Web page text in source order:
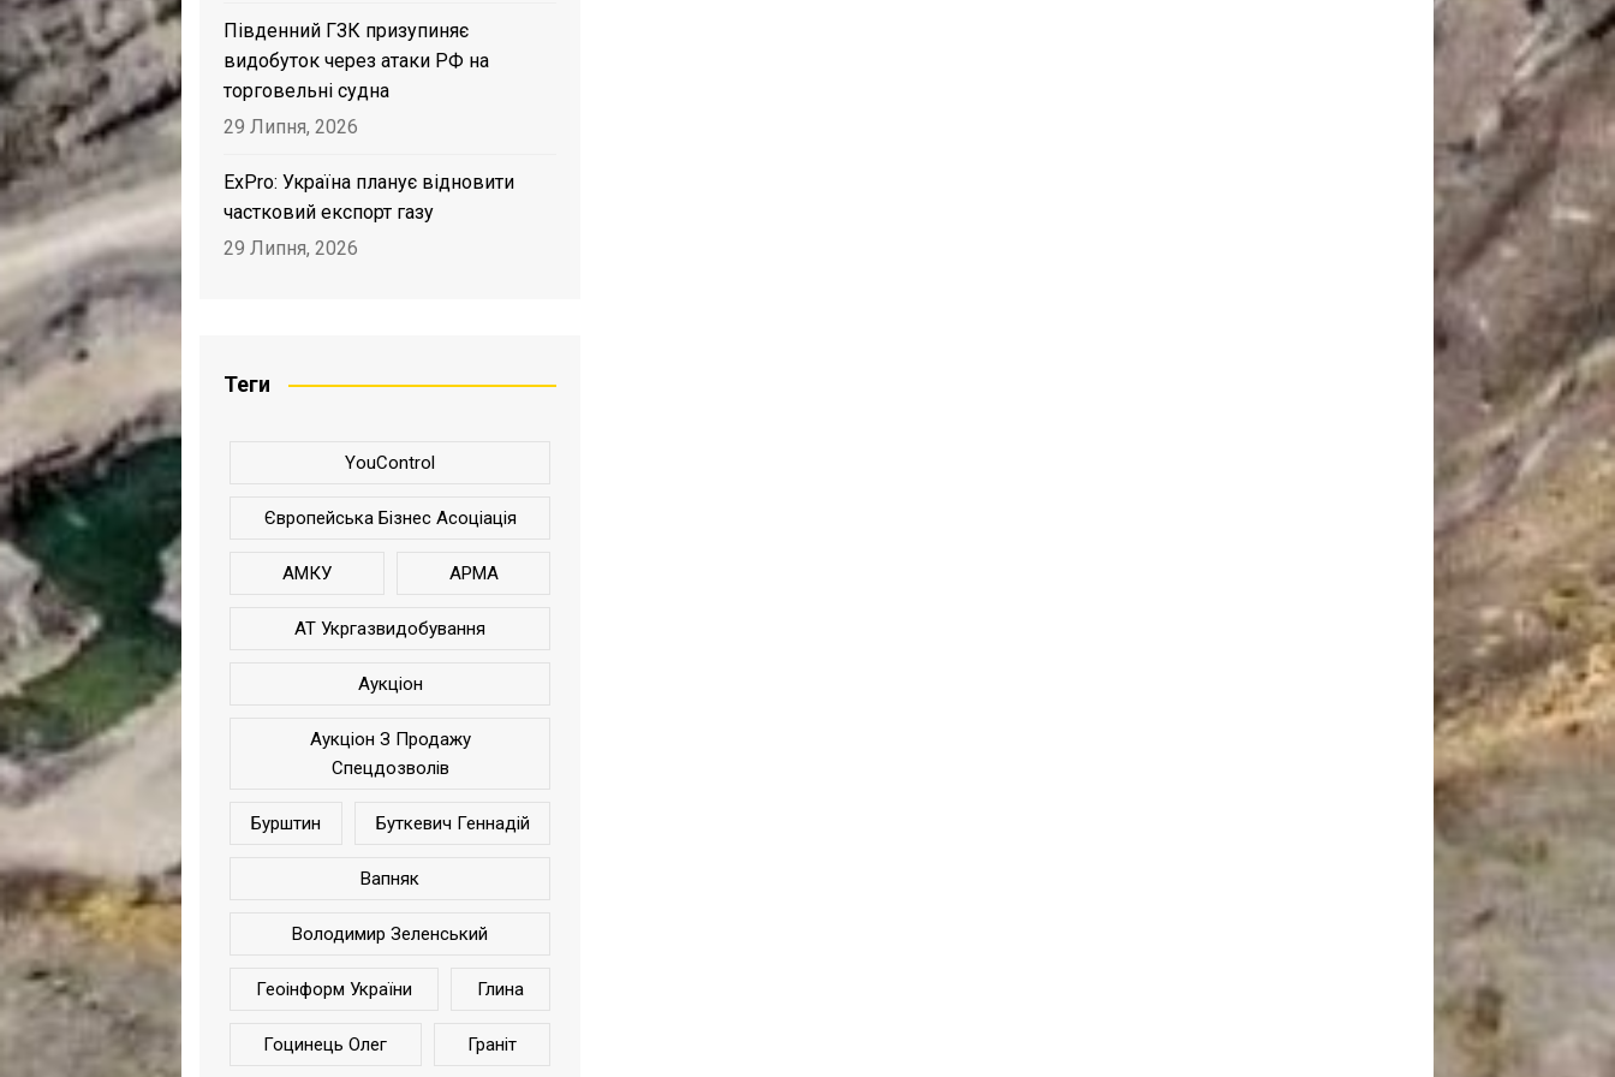
Південний ГЗК призупиняє
видобуток через атаки РФ на
торговельні судна
29 Липня, 2026
ExPro: Україна планує відновити
частковий експорт газу
29 Липня, 2026
Теги
YouControl
Європейська Бізнес Асоціація
АМКУ АРМА
АТ Укргазвидобування
Аукціон
Аукціон З Продажу
Спецдозволів
Бурштин Буткевич Геннадій
Вапняк
Володимир Зеленський
Геоінформ України Глина
Гоцинець Олег Граніт